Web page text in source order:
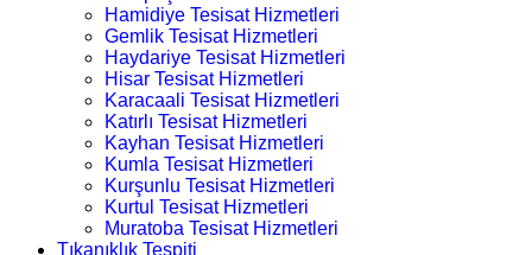
Hamidiye Tesisat Hizmetleri
Gemlik Tesisat Hizmetleri
Haydariye Tesisat Hizmetleri
Hisar Tesisat Hizmetleri
Karacaali Tesisat Hizmetleri
Katırlı Tesisat Hizmetleri
Kayhan Tesisat Hizmetleri
Kumla Tesisat Hizmetleri
Kurşunlu Tesisat Hizmetleri
Kurtul Tesisat Hizmetleri
Muratoba Tesisat Hizmetleri
Tıkanıklık Tespiti